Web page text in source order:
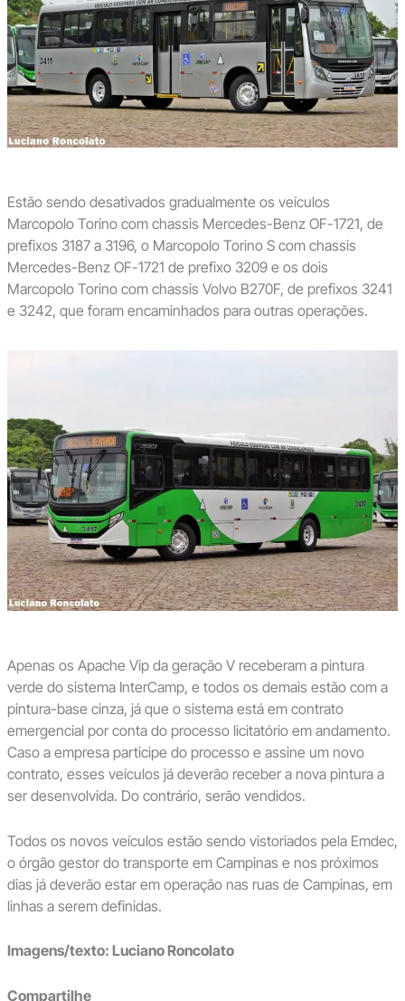
Estão sendo desativados gradualmente os veículos
Marcopolo Torino com chassis Mercedes-Benz OF-1721, de
prefixos 3187 a 3196, o Marcopolo Torino S com chassis
Mercedes-Benz OF-1721 de prefixo 3209 e os dois
Marcopolo Torino com chassis Volvo B270F, de prefixos 3241
e 3242, que foram encaminhados para outras operações.
Apenas os Apache Vip da geração V receberam a pintura
verde do sistema InterCamp, e todos os demais estão com a
pintura-base cinza, já que o sistema está em contrato
emergencial por conta do processo licitatório em andamento.
Caso a empresa participe do processo e assine um novo
contrato, esses veículos já deverão receber a nova pintura a
ser desenvolvida. Do contrário, serão vendidos.
Todos os novos veículos estão sendo vistoriados pela Emdec,
o órgão gestor do transporte em Campinas e nos próximos
dias já deverão estar em operação nas ruas de Campinas, em
linhas a serem definidas.
Imagens/texto: Luciano Roncolato
Compartilhe